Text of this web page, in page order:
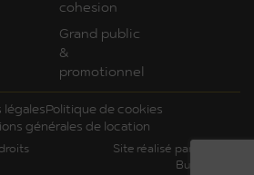
cohesion
Grand public
&
promotionnel
légalesPolitique de cookies
générales de location
Site réalisé par Art'Com
Bureautique